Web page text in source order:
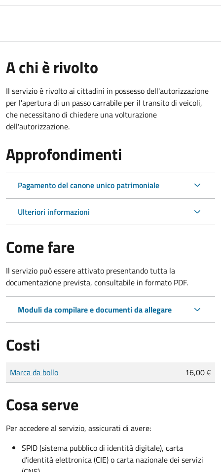
A chi è rivolto
Il servizio è rivolto ai cittadini in possesso dell'autorizzazione
per l'apertura di un passo carrabile per il transito di veicoli,
che necessitano di chiedere una volturazione
dell'autorizzazione.
Approfondimenti
Pagamento del canone unico patrimoniale
Ulteriori informazioni
Come fare
Il servizio può essere attivato presentando tutta la
documentazione prevista, consultabile in formato PDF.
Moduli da compilare e documenti da allegare
Costi
Tipo di pagamento
Importo
Marca da bollo 16,00 €
Cosa serve
Per accedere al servizio, assicurati di avere:
SPID (sistema pubblico di identità digitale), carta
d’identità elettronica (CIE) o carta nazionale dei servizi